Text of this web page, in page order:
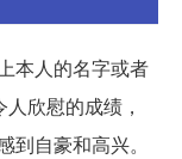
本人的名字或者
欣慰的成绩，
自豪和高兴。